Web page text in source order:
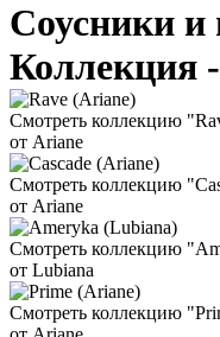
Соусники
Коллекция
Смотреть коллекцию
от Ariane
Смотреть коллекцию
от Ariane
Смотреть коллекцию
от Lubiana
Смотреть коллекцию